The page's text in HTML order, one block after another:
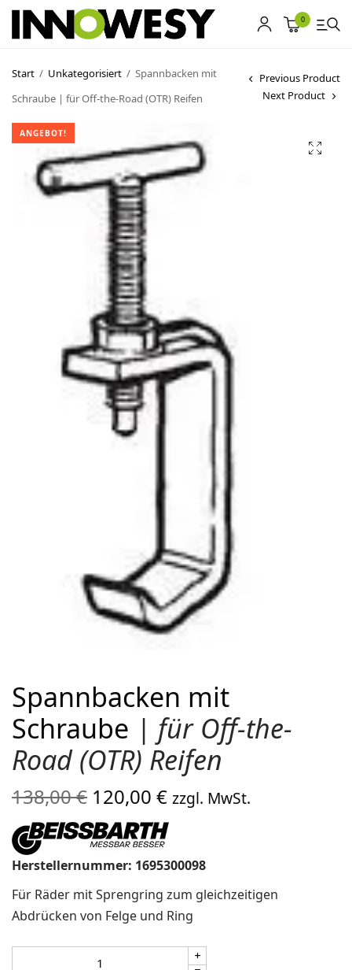
0
Start / Unkategorisiert / Spannbacken mit
Schraube | für Off-the-Road (OTR) Reifen
Previous Product
Next Product
ANGEBOT!
Spannbacken mit
Schraube | für Off-the-
Road (OTR) Reifen
138,00€ Ursprünglicher
Preis war:
138,00 €
120,00€Aktueller
Preis ist:
120,00 €.
zzgl. MwSt.
Herstellernummer: 1695300098
Für Räder mit Sprengring zum gleichzeitigen
Abdrücken von Felge und Ring
Shop
Gebrauchtmarkt
Ankauf
Sonderposten